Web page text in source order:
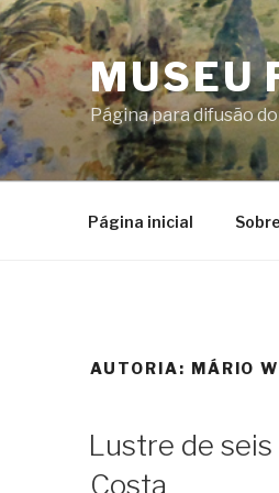
MUSEU
Página para difusão
Página inicial Sobre
AUTORIA: MÁRIO
Lustre de seis
Costa